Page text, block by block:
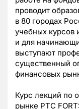
проводит
в 80 городах
учебных курсов
и для
выступают
существенный
финансовых
Курс лекций по
рынке РТС